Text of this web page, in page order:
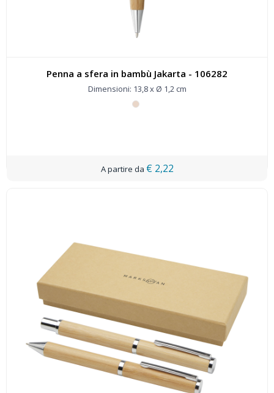
Penna a sfera in bambù Jakarta - 106282
Dimensioni: 13,8 x Ø 1,2 cm
€ 2,22